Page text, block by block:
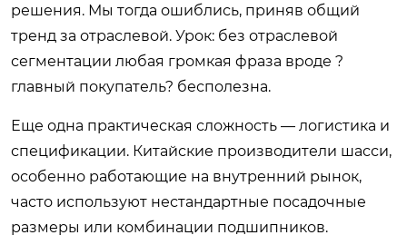
решения. Мы тогда ошиблись, приняв общий
тренд за отраслевой. Урок: без отраслевой
сегментации любая громкая фраза вроде ?
главный покупатель? бесполезна.
Еще одна практическая сложность — логистика и
спецификации. Китайские производители шасси,
особенно работающие на внутренний рынок,
часто используют нестандартные посадочные
размеры или комбинации подшипников.